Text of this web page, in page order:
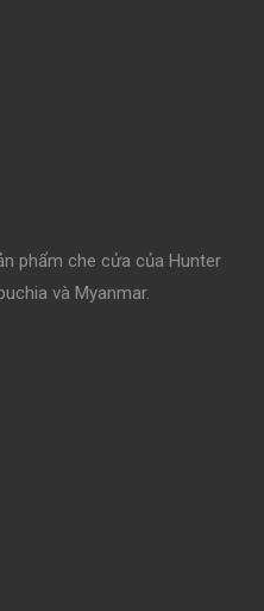
phẩm che cửa của Hunter
và Myanmar.